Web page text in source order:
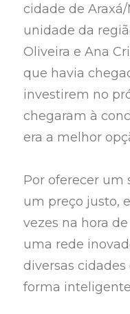
cidade de
unidade da
Oliveira e Ana
que havia
investirem no
chegaram à
era a melhor
Por oferecer um
um preço justo,
vezes na hora
uma rede
diversas
forma